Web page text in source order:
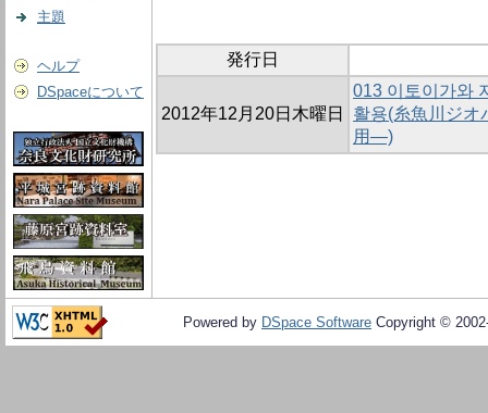
主題
ヘルプ
DSpaceについて
発行日
2012年12月20日木曜日
013 이토이가와
활용(糸魚川ジ
用―)
Powered by DSpace Software Copyright ©